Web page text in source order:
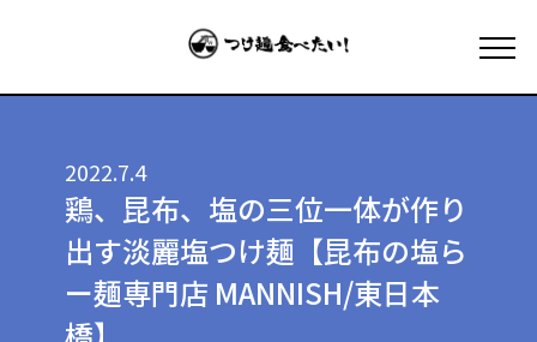
2022.7.4
鶏、昆布、塩の三位一体が作り
出す淡麗塩つけ麺【昆布の塩ら
ー麺専門店 MANNISH/東日本